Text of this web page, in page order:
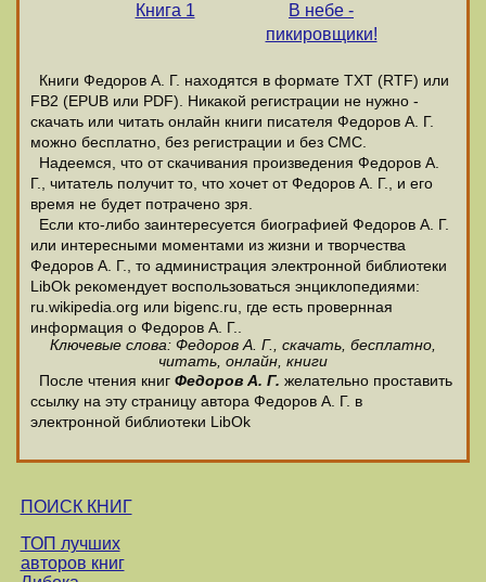
Книга 1
В небе -
пикировщики!
Книги Федоров А. Г. находятся в формате ТХТ (RTF) или
FB2 (EPUB или PDF). Никакой регистрации не нужно -
скачать или читать онлайн книги писателя Федоров А. Г.
можно бесплатно, без регистрации и без СМС.
Надеемся, что от скачивания произведения Федоров А.
Г., читатель получит то, что хочет от Федоров А. Г., и его
время не будет потрачено зря.
Если кто-либо заинтересуется биографией Федоров А. Г.
или интересными моментами из жизни и творчества
Федоров А. Г., то администрация электронной библиотеки
LibOk рекомендует воспользоваться энциклопедиями:
ru.wikipedia.org или bigenc.ru, где есть провернная
информация о Федоров А. Г..
Ключевые слова: Федоров А. Г., скачать, бесплатно,
читать, онлайн, книги
После чтения книг Федоров А. Г. желательно проставить
ссылку на эту страницу автора Федоров А. Г. в
электронной библиотеки LibOk
ПОИСК КНИГ
ТОП лучших
авторов книг